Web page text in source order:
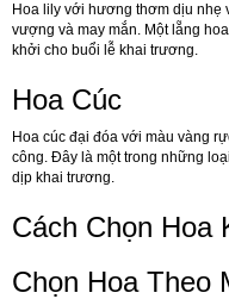
Hoa lily với hương thơm dịu nhẹ
vượng và may mắn. Một lẵng
khởi cho buổi lễ khai trương.
Hoa Cúc
Hoa cúc đại đóa với màu vàng
công. Đây là một trong những
dịp khai trương.
Cách Chọn Hoa
Chọn Hoa Theo